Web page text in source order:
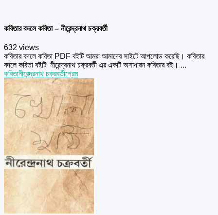
কবিতার বদলে কবিতা – নীরেন্দ্রনাথ চক্রবর্তী
632 views
কবিতার বদলে কবিতা PDF বইটি আমরা আমাদের সাইটে আপলোড করেছি। কবিতার
বদলে কবিতা বইটি নীরেন্দ্রনাথ চক্রবর্তী এর একটি অসাধারন কবিতার বই। ...
কবিতানীরেন্দ্রনাথ চক্রবর্তীপ্রেম